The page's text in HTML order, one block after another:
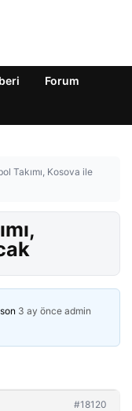
Forum
Takımı, Kosova ile
3 ay önce admin
#18120